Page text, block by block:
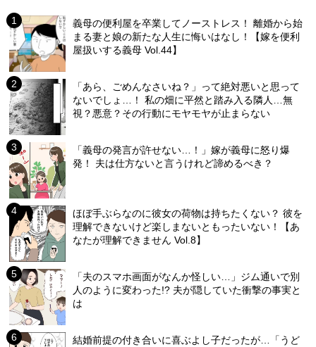
義母の便利屋を卒業してノーストレス！ 離婚から始
まる妻と娘の新たな人生に悔いはなし！【嫁を便利
屋扱いする義母 Vol.44】
「あら、ごめんなさいね？」って絶対悪いと思って
ないでしょ…！ 私の畑に平然と踏み入る隣人…無
視？悪意？その行動にモヤモヤが止まらない
「義母の発言が許せない…！」嫁が義母に怒り爆
発！ 夫は仕方ないと言うけれど諦めるべき？
ほぼ手ぶらなのに彼女の荷物は持ちたくない？ 彼を
理解できないけど楽しまないともったいない！【あ
なたが理解できません Vol.8】
「夫のスマホ画面がなんか怪しい…」ジム通いで別
人のように変わった!? 夫が隠していた衝撃の事実と
は
結婚前提の付き合いに喜ぶよし子だったが…「うど